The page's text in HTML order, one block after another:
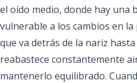
el oído medio, donde hay una
vulnerable a los cambios en
que va detrás de la nariz
reabastece constantemente
mantenerlo equilibrado.